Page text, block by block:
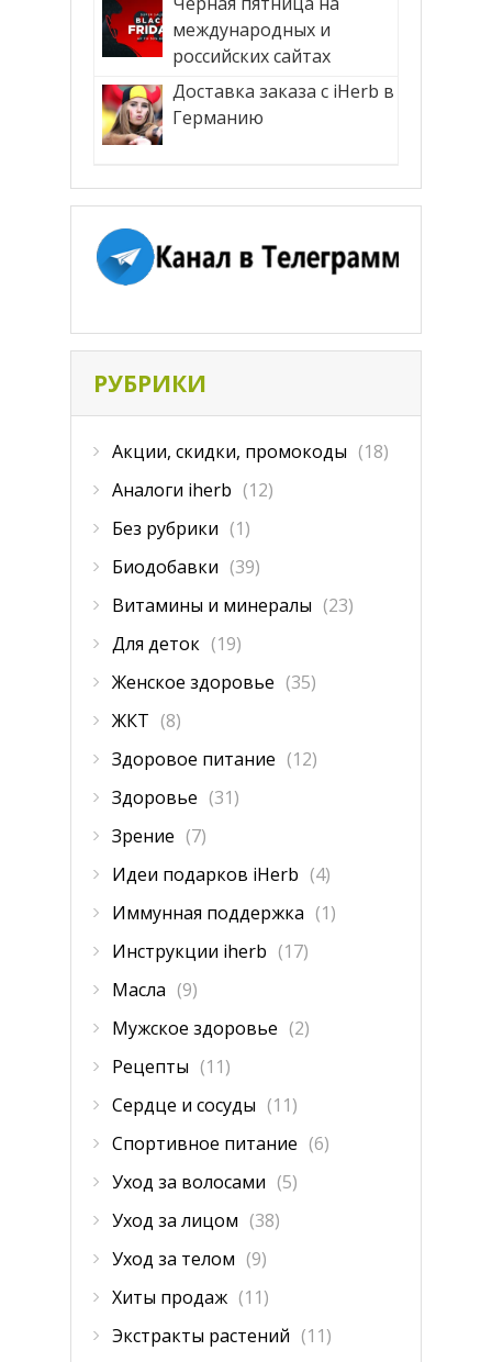
международных и
российских сайтах
Доставка заказа с iHerb в
Германию
РУБРИКИ
Акции, скидки, промокоды (18)
Аналоги iherb (12)
Без рубрики (1)
Биодобавки (39)
Витамины и минералы (23)
Для деток (19)
Женское здоровье (35)
ЖКТ (8)
Здоровое питание (12)
Здоровье (31)
Зрение (7)
Идеи подарков iHerb (4)
Иммунная поддержка (1)
Инструкции iherb (17)
Масла (9)
Мужское здоровье (2)
Рецепты (11)
Сердце и сосуды (11)
Спортивное питание (6)
Уход за волосами (5)
Уход за лицом (38)
Уход за телом (9)
Хиты продаж (11)
Экстракты растений (11)